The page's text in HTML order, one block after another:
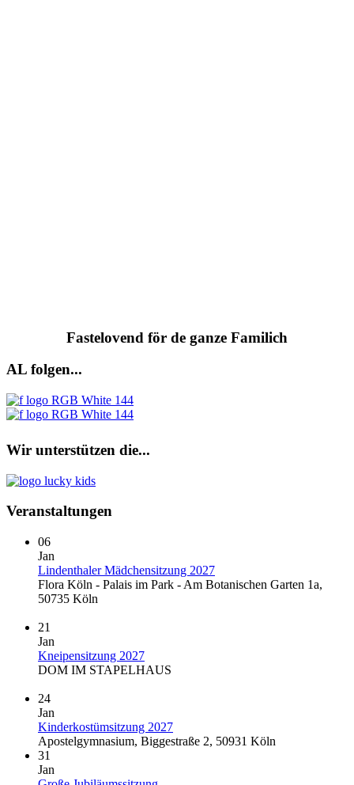
Fastelovend för de ganze Familich
AL folgen...
Wir unterstützen die...
Veranstaltungen
06
Jan
Lindenthaler Mädchensitzung 2027
Flora Köln - Palais im Park - Am Botanischen Garten 1a,
50735 Köln
21
Jan
Kneipensitzung 2027
DOM IM STAPELHAUS
24
Jan
Kinderkostümsitzung 2027
Apostelgymnasium, Biggestraße 2, 50931 Köln
31
Jan